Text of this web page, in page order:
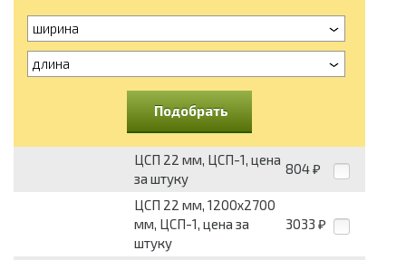
ширина
длина
Подобрать
ЦСП 22 мм, ЦСП-1, цена
за штуку
804 ₽
ЦСП 22 мм, 1200х2700
мм, ЦСП-1, цена за
штуку
3033 ₽